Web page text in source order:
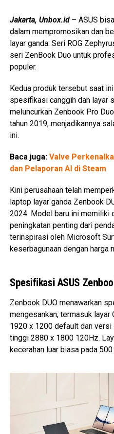
Jakarta, Unbox.id – ASUS
dalam mempromosikan dan
layar ganda. Seri ROG
seri ZenBook Duo untuk
populer.
Kedua produk tersebut saat
spesifikasi canggih dan layar
meluncurkan Zenbook Pro
tahun 2019, menjadikannya
ini.
Baca juga: Valve
dan Pelaporan AI di Steam
Kini perusahaan telah
laptop layar ganda Zenbook
2024. Model baru ini memiliki
peningkatan penting dari
terinspirasi oleh Microsoft
keserbagunaan dengan harga
Spesifikasi ASUS
Zenbook DUO menawarkan
mengesankan, termasuk
1920 x 1200 default dan
tinggi 2880 x 1800 120Hz.
kecerahan luar biasa pada